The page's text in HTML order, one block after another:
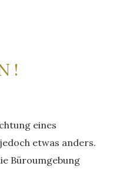
!
eines
etwas anders.
Büroumgebung